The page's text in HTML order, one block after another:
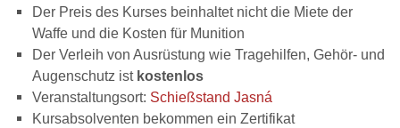
Der Preis des Kurses beinhaltet nicht die Miete der
Waffe und die Kosten für Munition
Der Verleih von Ausrüstung wie Tragehilfen, Gehör- und
Augenschutz ist kostenlos
Veranstaltungsort: Schießstand Jasná
Kursabsolventen bekommen ein Zertifikat